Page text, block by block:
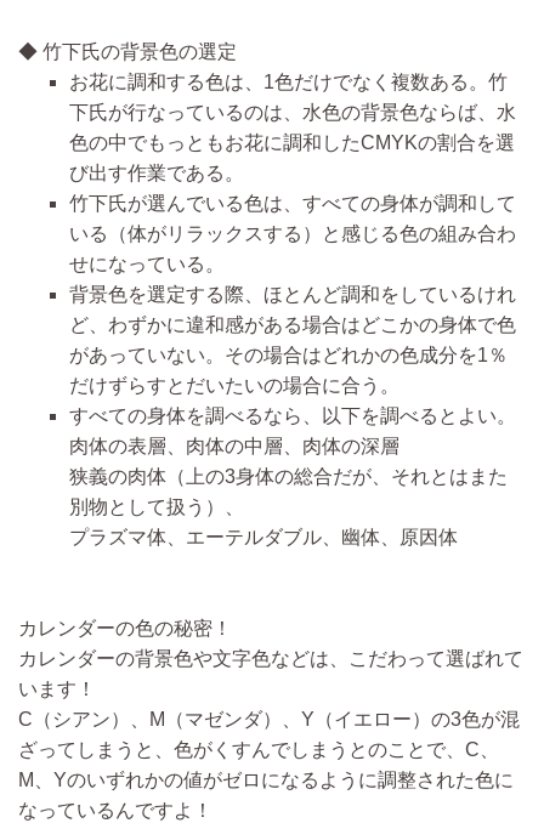
◆ 竹下氏の背景色の選定
お花に調和する色は、1色だけでなく複数ある。竹
下氏が行なっているのは、水色の背景色ならば、水
色の中でもっともお花に調和したCMYKの割合を選
び出す作業である。
竹下氏が選んでいる色は、すべての身体が調和して
いる（体がリラックスする）と感じる色の組み合わ
せになっている。
背景色を選定する際、ほとんど調和をしているけれ
ど、わずかに違和感がある場合はどこかの身体で色
があっていない。その場合はどれかの色成分を1％
だけずらすとだいたいの場合に合う。
すべての身体を調べるなら、以下を調べるとよい。
肉体の表層、肉体の中層、肉体の深層
狭義の肉体（上の3身体の総合だが、それとはまた
別物として扱う）、
プラズマ体、エーテルダブル、幽体、原因体
カレンダーの色の秘密！
カレンダーの背景色や文字色などは、こだわって選ばれて
います！
C（シアン）、M（マゼンダ）、Y（イエロー）の3色が混
ざってしまうと、色がくすんでしまうとのことで、C、
M、Yのいずれかの値がゼロになるように調整された色に
なっているんですよ！